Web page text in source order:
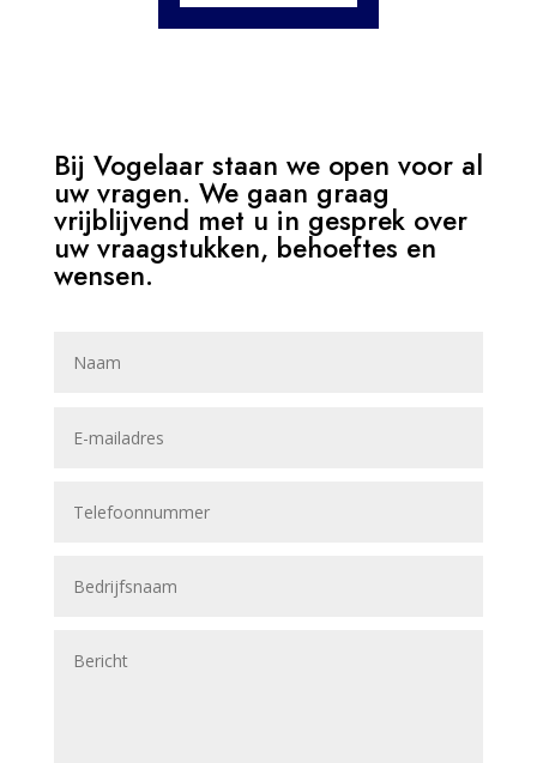
Bij Vogelaar staan we open voor al
uw vragen. We gaan graag
vrijblijvend met u in gesprek over
uw vraagstukken, behoeftes en
wensen.